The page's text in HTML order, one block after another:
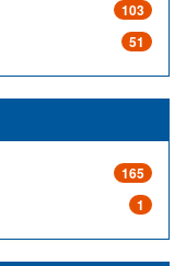
103
51
165
1